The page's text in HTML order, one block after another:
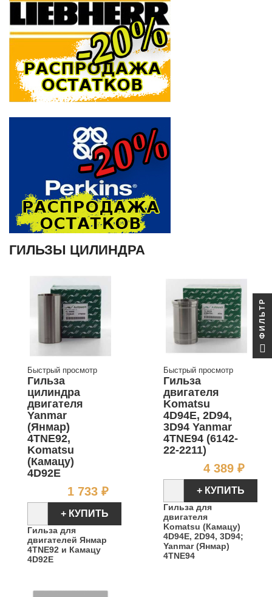
ГИЛЬЗЫ ЦИЛИНДРА
Быстрый просмотр
Гильза
цилиндра
двигателя
Yanmar
(Янмар)
4TNE92,
Komatsu
(Камацу)
4D92E
1 733 ₽Цена
+ КУПИТЬ
Гильза для
двигателей Янмар
4TNE92 и Камацу
4D92E
Быстрый просмотр
Гильза
двигателя
Komatsu
4D94E, 2D94,
3D94 Yanmar
4TNE94 (6142-
22-2211)
4 389 ₽
+ КУПИТЬ
Гильза для
двигателя
Komatsu (Камацу)
4D94E, 2D94, 3D94;
Yanmar (Янмар)
4TNE94
ФИЛЬТР